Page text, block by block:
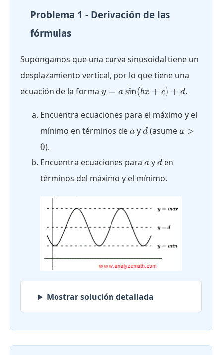
Problema 1 - Derivación de las
fórmulas
Supongamos que una curva sinusoidal tiene un
desplazamiento vertical, por lo que tiene una
ecuación de la forma y = a
\sin(bx
+ c) +
y = a sin(bx + c) + d.
Encuentra ecuaciones para el máximo y el
mínimo en términos de a
a y d
d (asume a
a >
0).
Encuentra ecuaciones para a
a y d
d en
términos del máximo y el mínimo.
Mostrar solución detallada